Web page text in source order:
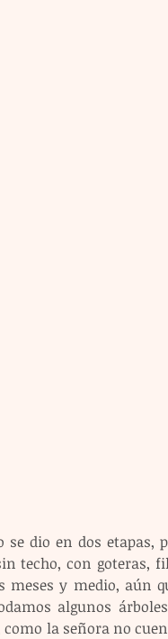
se dio en dos
techo, con goteras,
meses y medio, aún
algunos
como la señora no